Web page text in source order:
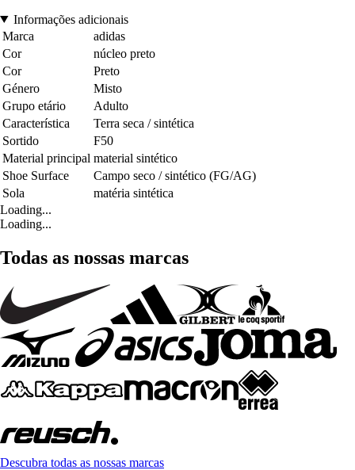
Informações adicionais
Marca
adidas
Cor
núcleo preto
Cor
Preto
Género
Misto
Grupo etário
Adulto
Característica
Terra seca / sintética
Sortido
F50
Material principal material sintético
Shoe Surface
Campo seco / sintético (FG/AG)
Sola
matéria sintética
Loading...
Loading...
Todas as nossas marcas
Descubra todas as nossas marcas